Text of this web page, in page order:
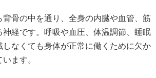
背骨の中を通り、全身の内臓や血管、筋
神経です。呼吸や血圧、体温調節、睡眠
しなくても身体が正常に働くために欠か
ます。